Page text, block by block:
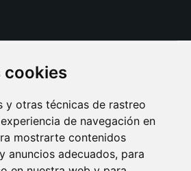
cookies
y otras técnicas de rastreo
de navegación en
mostrarte contenidos
anuncios adecuados, para